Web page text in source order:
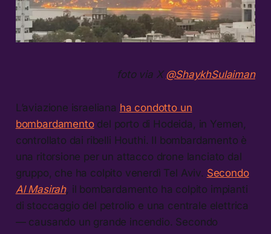
foto via X @ShaykhSulaiman
L’aviazione israeliana ha condotto un
bombardamentodel porto di Hodeida, in Yemen,
controllato dai ribelli Houthi. Il bombardamento è
una ritorsione per un attacco drone lanciato dal
gruppo, che ha colpito venerdì Tel Aviv. Secondo
Al Masirah, il bombardamento ha colpito impianti
di stoccaggio del petrolio e una centrale elettrica
— causando un grande incendio. Secondo